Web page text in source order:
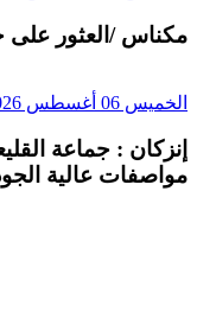
مكناس /العثور
الخميس 06 أغسطس 2026 - 11:47
إنزكان : جماعة
مواصفات عالية